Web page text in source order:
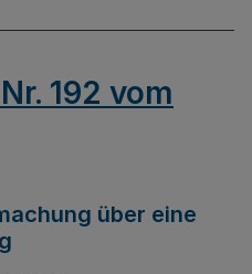
192 vom
über eine